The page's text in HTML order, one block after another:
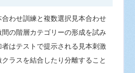
わせ訓練と複数選択見本合わせ
の階層カテゴリーの形成を試み
はテストで提示される見本刺激
ラスを結合したり分離すること